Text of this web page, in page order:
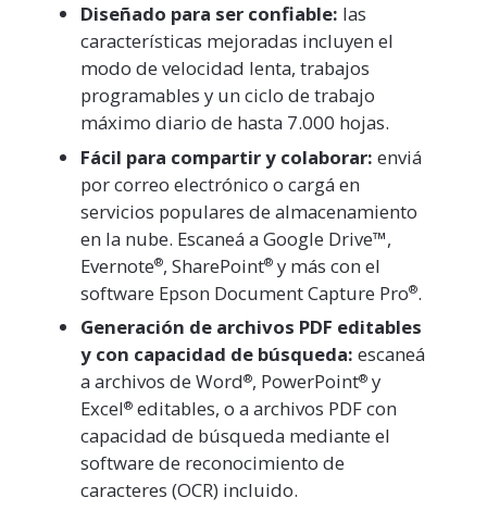
Diseñado para ser confiable: las
características mejoradas incluyen el
modo de velocidad lenta, trabajos
programables y un ciclo de trabajo
máximo diario de hasta 7.000 hojas.
Fácil para compartir y colaborar: enviá
por correo electrónico o cargá en
servicios populares de almacenamiento
en la nube. Escaneá a Google Drive™,
Evernote®, SharePoint® y más con el
software Epson Document Capture Pro®.
Generación de archivos PDF editables
y con capacidad de búsqueda: escaneá
a archivos de Word®, PowerPoint® y
Excel® editables, o a archivos PDF con
capacidad de búsqueda mediante el
software de reconocimiento de
caracteres (OCR) incluido.